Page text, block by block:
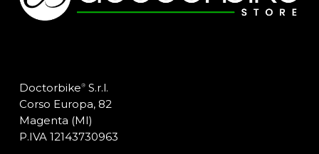
Doctorbike®S.r.l.
Corso Europa, 82
Magenta (MI)
P.IVA 12143730963